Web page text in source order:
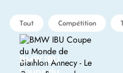
Tout Compétition
BMW IBU
Coupe du